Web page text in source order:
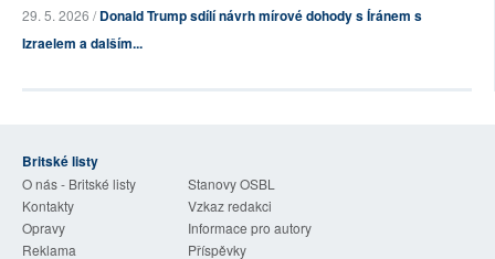
29. 5. 2026 /Donald Trump sdílí návrh mírové dohody s Íránem s
Izraelem a dalším...
Britské listy
O nás - Britské listy
Stanovy OSBL
Kontakty
Vzkaz redakci
Opravy
Informace pro autory
Reklama
Příspěvky